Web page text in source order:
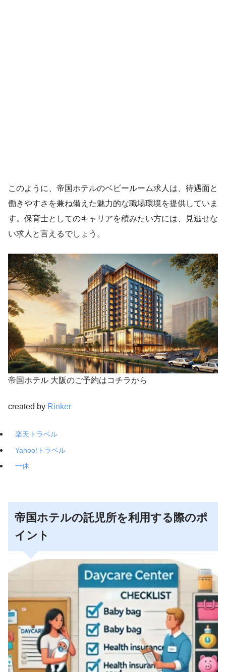
このように、帝国ホテルのベビールーム求人は、待遇面と
働きやすさを兼ね備えた魅力的な職場環境を提供していま
す。保育士としてのキャリアを積みたい方には、見逃せな
い求人と言えるでしょう。
帝国ホテル 大阪のご予約はコチラから
created by Rinker
楽天トラベル
Yahoo!トラベル
一休
帝国ホテルの託児所を利用する際のポ
イント